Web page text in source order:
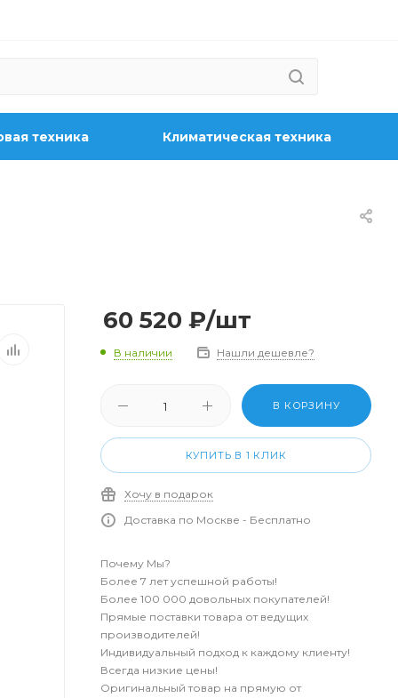
техника Климатическая техника
60 520 ₽/шт
В наличии Нашли дешевле?
В КОРЗИНУ
КУПИТЬ В 1 КЛИК
Хочу в подарок
Доставка по Москве - Бесплатно
Почему Мы?
Более 7 лет успешной работы!
Более 100 000 довольных покупателей!
Прямые поставки товара от ведущих
производителей!
Индивидуальный подход к каждому клиенту!
Всегда низкие цены!
Оригинальный товар на прямую от